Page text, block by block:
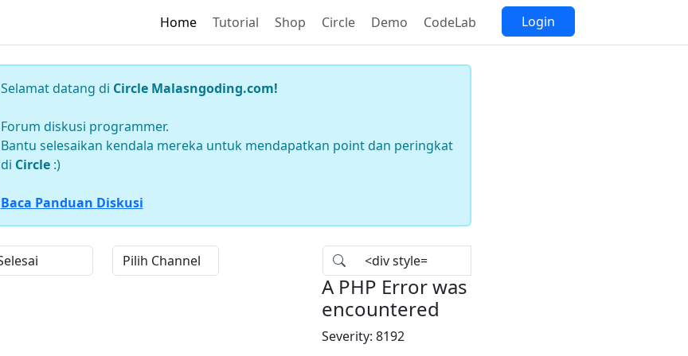
Home Tutorial Shop Circle Demo CodeLab Login
Selamat datang di Circle Malasngoding.com!
Forum diskusi programmer.
Bantu selesaikan kendala mereka untuk mendapatkan point dan peringkat
di Circle:)
Baca Panduan Diskusi
A PHP Error was
encountered
Severity: 8192